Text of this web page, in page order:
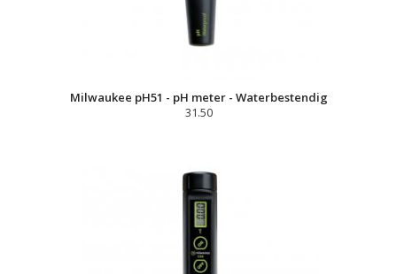
Milwaukee pH51 - pH meter - Waterbestendig
31.50